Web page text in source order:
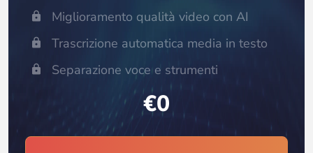
Miglioramento qualità video con AI
Trascrizione automatica media in testo
Separazione voce e strumenti
€0